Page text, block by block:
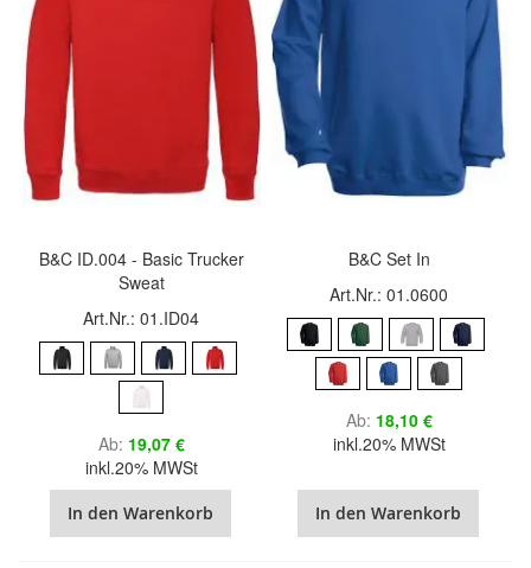
B&C ID.004 - Basic Trucker
Sweat
Art.Nr.: 01.ID04
Ab 19,07 €
inkl.20% MWSt
In den Warenkorb
B&C Set In
Art.Nr.: 01.0600
Ab 18,10 €
inkl.20% MWSt
In den Warenkorb